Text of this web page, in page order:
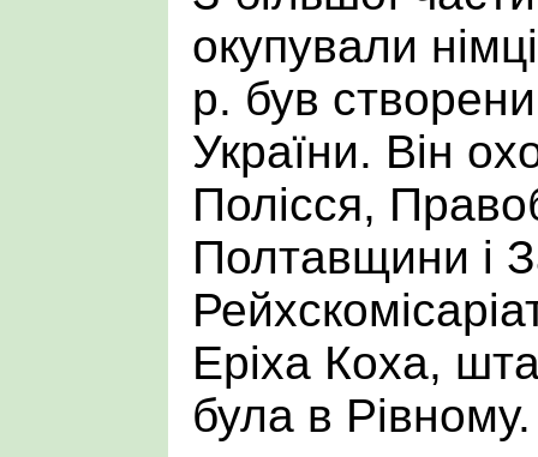
окупували
р. був
України. Він
Полісся,
Полтавщини і
Еріха Коха,
була в